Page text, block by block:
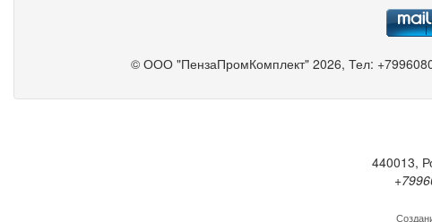
© ООО "ПензаПромКомплект"2026, Тел:
440013,